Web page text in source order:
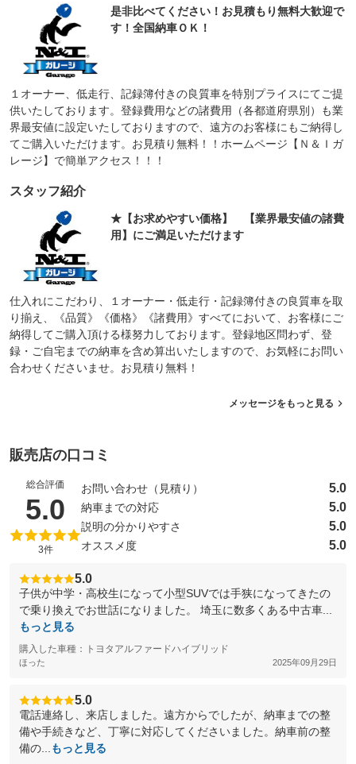
是非比べてください！お見積もり無料大歓迎で
す！全国納車ＯＫ！
１オーナー、低走行、記録簿付きの良質車を特別プライスにてご提
供いたしております。登録費用などの諸費用（各都道府県別）も業
界最安値に設定いたしておりますので、遠方のお客様にもご納得し
てご購入いただけます。お見積り無料！！ホームページ【Ｎ＆Ｉガ
レージ】で簡単アクセス！！！
スタッフ紹介
★【お求めやすい価格】 【業界最安値の諸費
用】にご満足いただけます
仕入れにこだわり、１オーナー・低走行・記録簿付きの良質車を取
り揃え、《品質》《価格》《諸費用》すべてにおいて、お客様にご
納得してご購入頂ける様努力しております。登録地区問わず、登
録・ご自宅までの納車を含め算出いたしますので、お気軽にお問い
合わせくださいませ。お見積り無料！
メッセージをもっと見る
販売店の口コミ
総合評価
5.0 （5点満点中）
3件
お問い合わせ（見積り） 5.0
納車までの対応 5.0
説明の分かりやすさ 5.0
オススメ度 5.0
5.0
子供が中学・高校生になって小型SUVでは手狭になってきたの
で乗り換えでお世話になりました。 埼玉に数多くある中古車...
もっと見る
購入した車種：トヨタアルファードハイブリッド
ほった 2025年09月29日
5.0
電話連絡し、来店しました。遠方からでしたが、納車までの整
備や手続きなど、丁寧に対応してくださいました。納車前の整
備の...
もっと見る